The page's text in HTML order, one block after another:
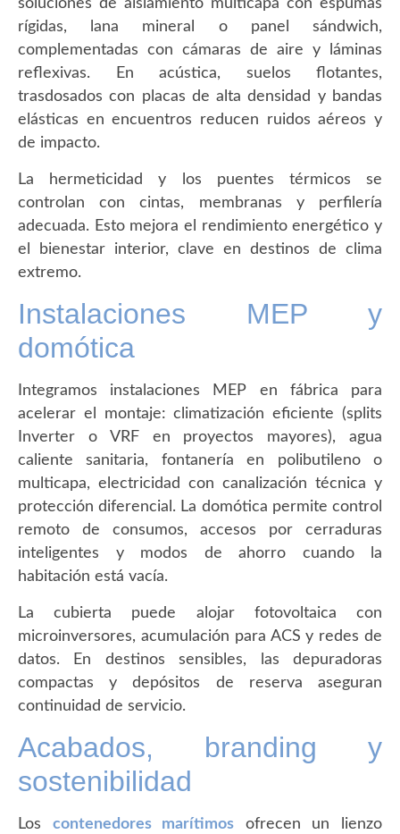
soluciones de aislamiento multicapa con espumas
rígidas, lana mineral o panel sándwich,
complementadas con cámaras de aire y láminas
reflexivas. En acústica, suelos flotantes,
trasdosados con placas de alta densidad y bandas
elásticas en encuentros reducen ruidos aéreos y
de impacto.
La hermeticidad y los puentes térmicos se
controlan con cintas, membranas y perfilería
adecuada. Esto mejora el rendimiento energético y
el bienestar interior, clave en destinos de clima
extremo.
Instalaciones MEP y
domótica
Integramos instalaciones MEP en fábrica para
acelerar el montaje: climatización eficiente (splits
Inverter o VRF en proyectos mayores), agua
caliente sanitaria, fontanería en polibutileno o
multicapa, electricidad con canalización técnica y
protección diferencial. La domótica permite control
remoto de consumos, accesos por cerraduras
inteligentes y modos de ahorro cuando la
habitación está vacía.
La cubierta puede alojar fotovoltaica con
microinversores, acumulación para ACS y redes de
datos. En destinos sensibles, las depuradoras
compactas y depósitos de reserva aseguran
continuidad de servicio.
Acabados, branding y
sostenibilidad
Los contenedores marítimos ofrecen un lienzo